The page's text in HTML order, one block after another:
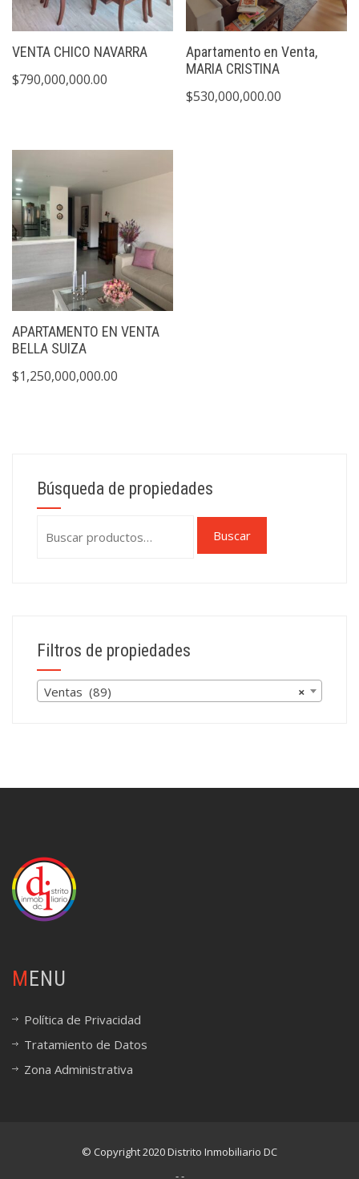
VENTA CHICO NAVARRA
$790,000,000.00
Apartamento en Venta,
MARIA CRISTINA
$530,000,000.00
APARTAMENTO EN VENTA
BELLA SUIZA
$1,250,000,000.00
Búsqueda de propiedades
por:
Buscar
Filtros de propiedades
×
Ventas (89)
MENU
Política de Privacidad
Tratamiento de Datos
Zona Administrativa
© Copyright 2020 Distrito Inmobiliario DC
- -